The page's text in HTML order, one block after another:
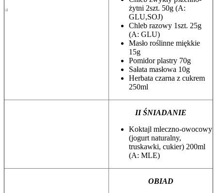
żytni 2szt. 50g (A:
GLU,SOJ)
Chleb razowy 1szt. 25g
(A: GLU)
Masło roślinne miękkie
15g
Pomidor plastry 70g
Sałata masłowa 10g
Herbata czarna z cukrem
250ml
II ŚNIADANIE
Koktajl mleczno-owocowy
(jogurt naturalny,
truskawki, cukier) 200ml
(A: MLE)
OBIAD